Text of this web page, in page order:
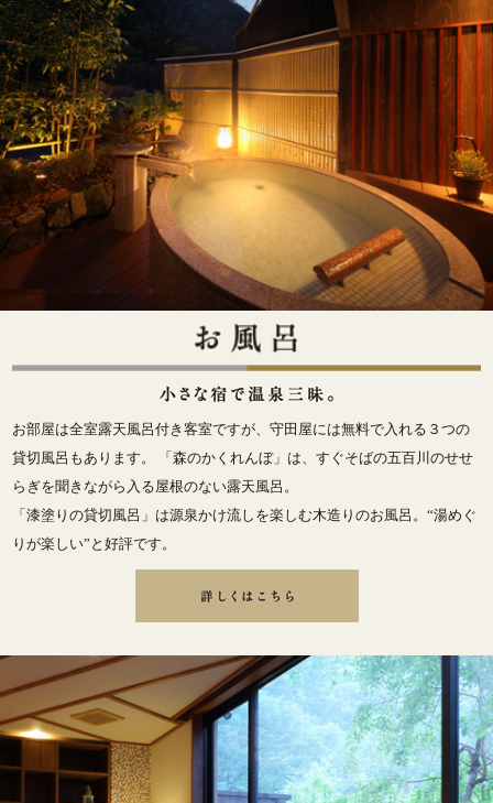
お部屋は全室露天風呂付き客室ですが、守田屋には無料で入れる３つの
貸切風呂もあります。 「森のかくれんぼ」は、すぐそばの五百川のせせ
らぎを聞きながら入る屋根のない露天風呂。
「漆塗りの貸切風呂」は源泉かけ流しを楽しむ木造りのお風呂。“湯めぐ
りが楽しい”と好評です。